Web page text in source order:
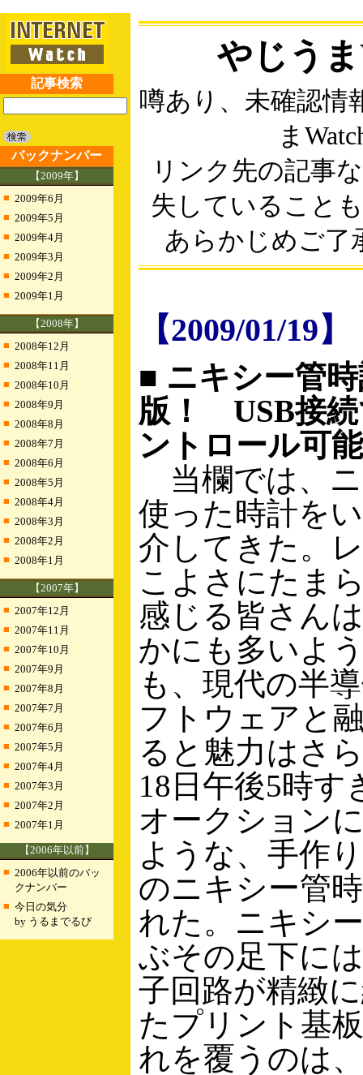
記事検索
バックナンバー
【2009年】
■ 2009年6月
■ 2009年5月
■ 2009年4月
■ 2009年3月
■ 2009年2月
■ 2009年1月
【2008年】
■ 2008年12月
■ 2008年11月
■ 2008年10月
■ 2008年9月
■ 2008年8月
■ 2008年7月
■ 2008年6月
■ 2008年5月
■ 2008年4月
■ 2008年3月
■ 2008年2月
■ 2008年1月
【2007年】
■ 2007年12月
■ 2007年11月
■ 2007年10月
■ 2007年9月
■ 2007年8月
■ 2007年7月
■ 2007年6月
■ 2007年5月
■ 2007年4月
■ 2007年3月
■ 2007年2月
■ 2007年1月
【2006年以前】
■ 2006年以前のバッ
クナンバー
■ 今日の気分
by うるまでるび
やじう
噂あり、未確認情
ま
リンク先の記事
失していること
あらかじめご了
【2009/01/19】
■ ニキシー管
版！ USB接続
ントロール可能
当欄では、
使った時計を
介してきた。
こよさにたま
感じる皆さん
かにも多いよ
も、現代の半
フトウェアと
ると魅力はさ
18日午後5時す
オークション
ような、手作
のニキシー管
れた。ニキシ
ぶその足下に
子回路が精緻
たプリント基
れを覆うのは